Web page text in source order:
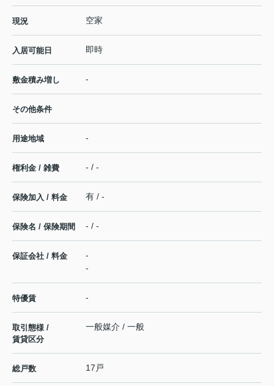
現況 空家
入居可能日 即時
敷金積み増し -
その他条件
用途地域 -
権利金 / 雑費 - / -
保険加入 / 料金 有 / -
保険名 / 保険期間 - / -
保証会社 / 料金
-
-
特優賃 -
取引態様 /
賃貸区分
一般媒介 / 一般
総戸数 17戸